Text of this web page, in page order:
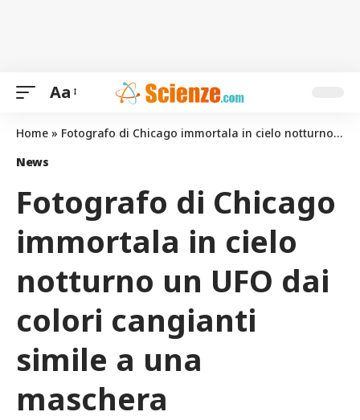
Aa
Home » Fotografo di Chicago immortala in cielo notturno un UFO dai colori cangianti simile a una maschera
News
Fotografo di Chicago
immortala in cielo
notturno un UFO dai
colori cangianti
simile a una
maschera